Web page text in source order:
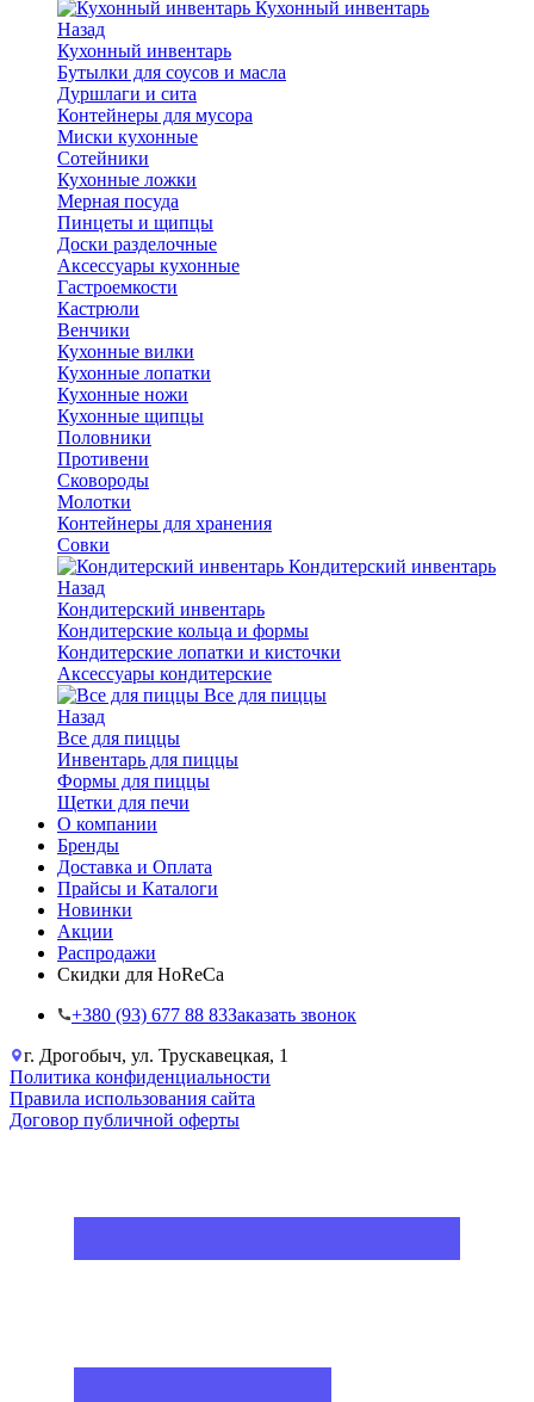
Кухонный инвентарь
Назад
Кухонный инвентарь
Бутылки для соусов и масла
Дуршлаги и сита
Контейнеры для мусора
Миски кухонные
Сотейники
Кухонные ложки
Мерная посуда
Пинцеты и щипцы
Доски разделочные
Аксессуары кухонные
Гастроемкости
Кастрюли
Венчики
Кухонные вилки
Кухонные лопатки
Кухонные ножи
Кухонные щипцы
Половники
Противени
Сковороды
Молотки
Контейнеры для хранения
Совки
Кондитерский инвентарь
Назад
Кондитерский инвентарь
Кондитерские кольца и формы
Кондитерские лопатки и кисточки
Аксессуары кондитерские
Все для пиццы
Назад
Все для пиццы
Инвентарь для пиццы
Формы для пиццы
Щетки для печи
О компании
Бренды
Доставка и Оплата
Прайсы и Каталоги
Новинки
Акции
Распродажи
Скидки для HoReCa
+38‎0 (93) 677 88 83Заказать звонок
г. Дрогобыч, ул. Трускавецкая, 1
Политика конфиденциальности
Правила использования сайта
Договор публичной оферты